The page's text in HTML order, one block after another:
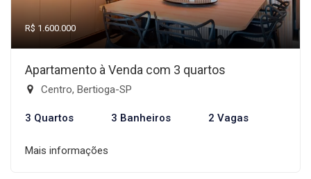
R$ 1.600.000
Apartamento à Venda com 3 quartos
Centro, Bertioga-SP
3 Quartos 3 Banheiros 2 Vagas
Mais informações